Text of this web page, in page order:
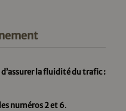
la fluidité du trafic :
numéros 2 et 6.